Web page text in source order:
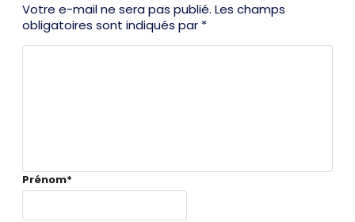
Votre e-mail ne sera pas publié. Les champs
obligatoires sont indiqués par *
Prénom*